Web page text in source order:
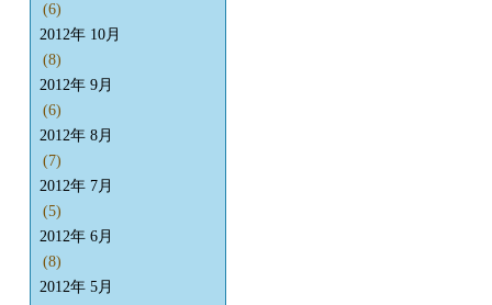
(6)
2012年 10月
(8)
2012年 9月
(6)
2012年 8月
(7)
2012年 7月
(5)
2012年 6月
(8)
2012年 5月